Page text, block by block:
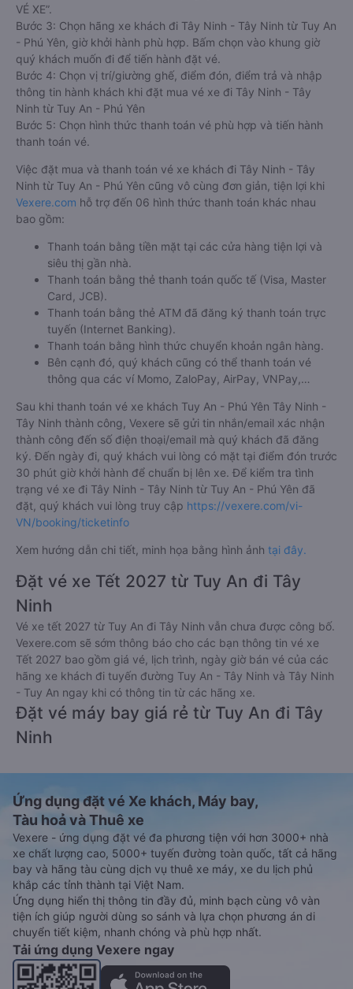
VÉ XE”.
Bước 3: Chọn hãng xe khách đi Tây Ninh - Tây Ninh từ Tuy An
- Phú Yên, giờ khởi hành phù hợp. Bấm chọn vào khung giờ
quý khách muốn đi để tiến hành đặt vé.
Bước 4: Chọn vị trí/giường ghế, điểm đón, điểm trả và nhập
thông tin hành khách khi đặt mua vé xe đi Tây Ninh - Tây
Ninh từ Tuy An - Phú Yên
Bước 5: Chọn hình thức thanh toán vé phù hợp và tiến hành
thanh toán vé.
Việc đặt mua và thanh toán vé xe khách đi Tây Ninh - Tây
Ninh từ Tuy An - Phú Yên cũng vô cùng đơn giản, tiện lợi khi
Vexere.com hỗ trợ đến 06 hình thức thanh toán khác nhau
bao gồm:
Thanh toán bằng tiền mặt tại các cửa hàng tiện lợi và
siêu thị gần nhà.
Thanh toán bằng thẻ thanh toán quốc tế (Visa, Master
Card, JCB).
Thanh toán bằng thẻ ATM đã đăng ký thanh toán trực
tuyến (Internet Banking).
Thanh toán bằng hình thức chuyển khoản ngân hàng.
Bên cạnh đó, quý khách cũng có thể thanh toán vé
thông qua các ví Momo, ZaloPay, AirPay, VNPay,…
Sau khi thanh toán vé xe khách Tuy An - Phú Yên Tây Ninh -
Tây Ninh thành công, Vexere sẽ gửi tin nhắn/email xác nhận
thành công đến số điện thoại/email mà quý khách đã đăng
ký. Đến ngày đi, quý khách vui lòng có mặt tại điểm đón trước
30 phút giờ khởi hành để chuẩn bị lên xe. Để kiểm tra tình
trạng vé xe đi Tây Ninh - Tây Ninh từ Tuy An - Phú Yên đã
đặt, quý khách vui lòng truy cập https://vexere.com/vi-
VN/booking/ticketinfo
Xem hướng dẫn chi tiết, minh họa bằng hình ảnh tại đây.
Đặt vé xe Tết 2027 từ Tuy An đi Tây
Ninh
Vé xe tết 2027 từ Tuy An đi Tây Ninh vẫn chưa được công bố.
Vexere.com sẽ sớm thông báo cho các bạn thông tin vé xe
Tết 2027 bao gồm giá vé, lịch trình, ngày giờ bán vé của các
hãng xe khách đi tuyến đường Tuy An - Tây Ninh và Tây Ninh
- Tuy An ngay khi có thông tin từ các hãng xe.
Đặt vé máy bay giá rẻ từ Tuy An đi Tây
Ninh
Ứng dụng đặt vé Xe khách, Máy bay,
Tàu hoả và Thuê xe
Vexere - ứng dụng đặt vé đa phương tiện với hơn 3000+ nhà
xe chất lượng cao, 5000+ tuyến đường toàn quốc, tất cả hãng
bay và hãng tàu cùng dịch vụ thuê xe máy, xe du lịch phủ
khắp các tỉnh thành tại Việt Nam.
Ứng dụng hiển thị thông tin đầy đủ, minh bạch cùng vô vàn
tiện ích giúp người dùng so sánh và lựa chọn phương án di
chuyển tiết kiệm, nhanh chóng và phù hợp nhất.
Tải ứng dụng Vexere ngay